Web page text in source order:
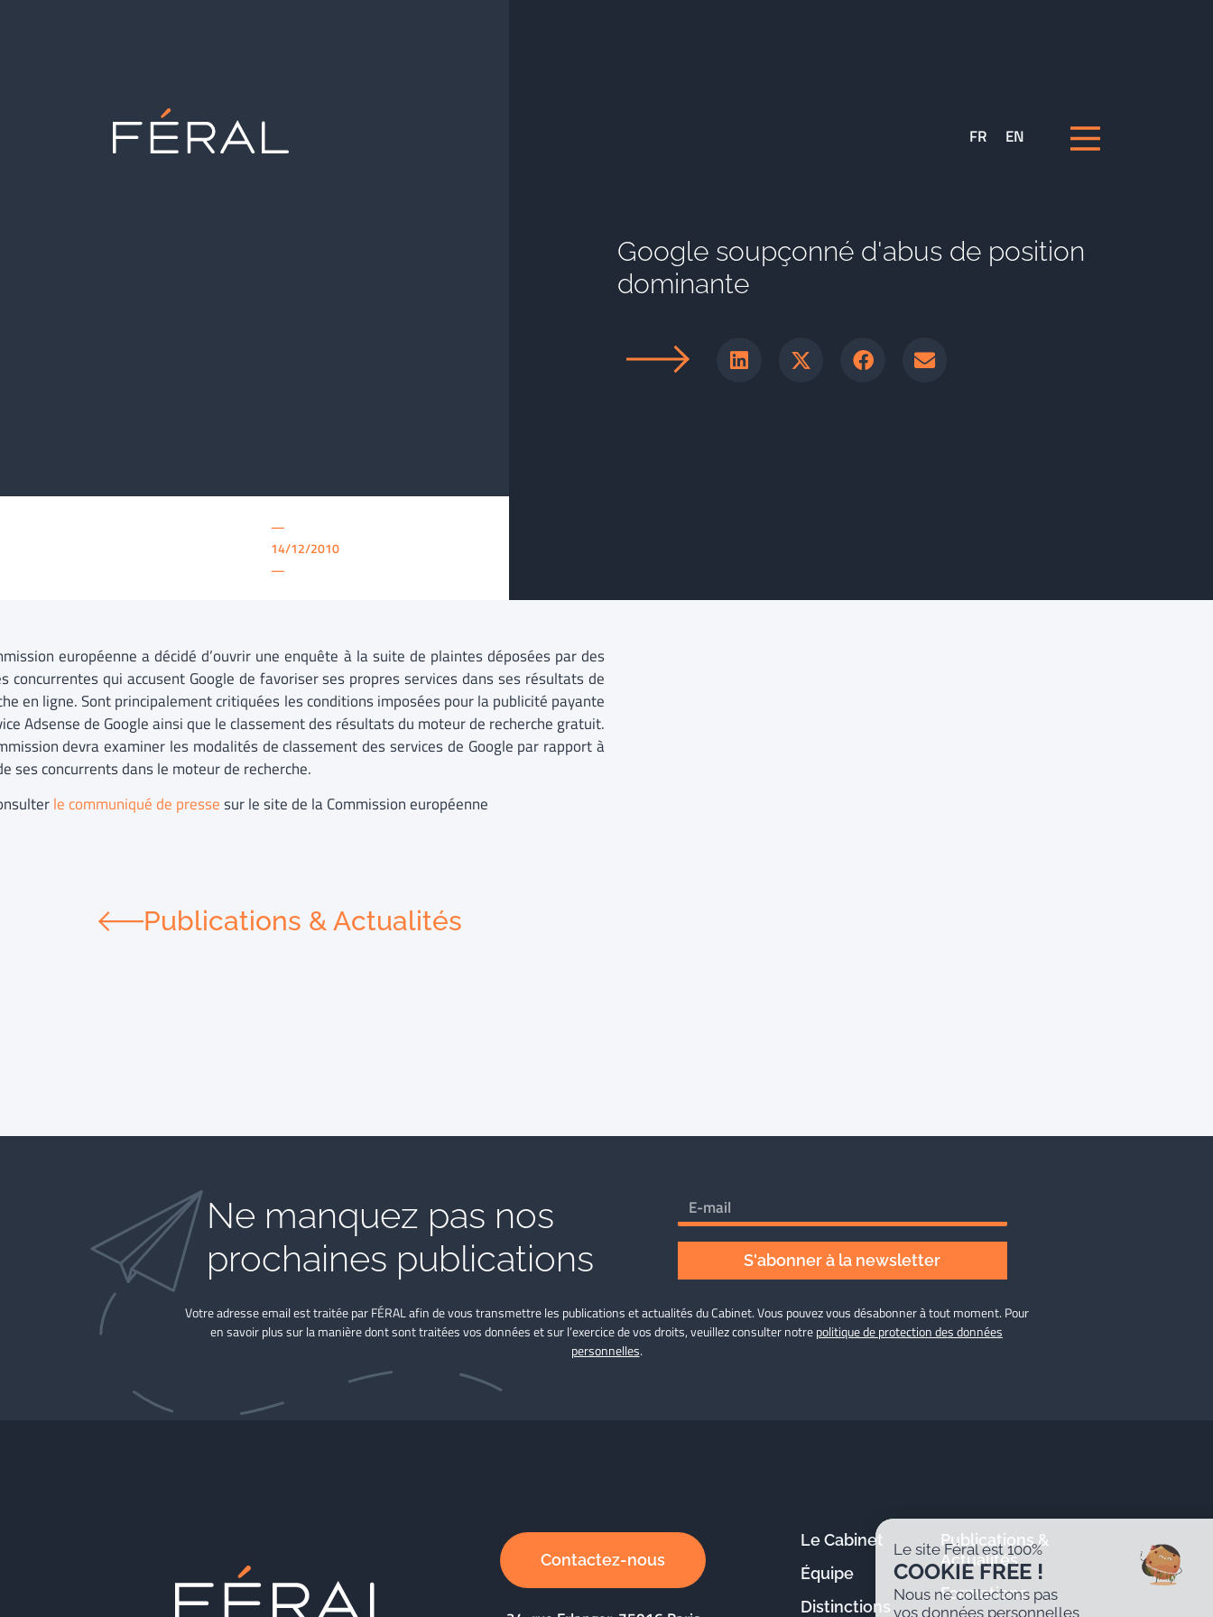
FR EN
—
14/12/2010
—
Google soupçonné d'abus de position
dominante
européenne a décidé d’ouvrir une enquête à la suite de plaintes déposées par des
concurrentes qui accusent Google de favoriser ses propres services dans ses résultats de
en ligne. Sont principalement critiquées les conditions imposées pour la publicité payante
Adsense de Google ainsi que le classement des résultats du moteur de recherche gratuit.
devra examiner les modalités de classement des services de Google par rapport à
ses concurrents dans le moteur de recherche.
le communiqué de pressesur le site de la Commission européenne
Publications & Actualités
Ne manquez pas nos
prochaines publications
S'abonner à la newsletter
Votre adresse email est traitée par FÉRAL afin de vous transmettre les publications et actualités du Cabinet. Vous pouvez vous désabonner à tout moment. Pour
en savoir plus sur la manière dont sont traitées vos données et sur l’exercice de vos droits, veuillez consulter notrepolitique de protection des données
personnelles.
Contactez-nous
Le Cabinet
Équipe
Distinctions
Publications &
Actualités
Formations
Le site Féral est 100%
COOKIE FREE !
Nous ne collectons pas
vos données personnelles